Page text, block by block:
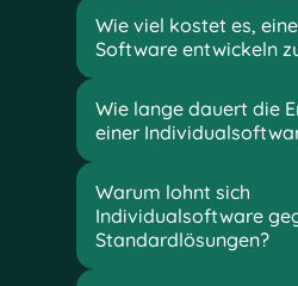
Wie viel kostet es,
Software entwickeln
Wie lange dauert die
einer
Warum lohnt sich
Individualsoftware
Standardlösungen?